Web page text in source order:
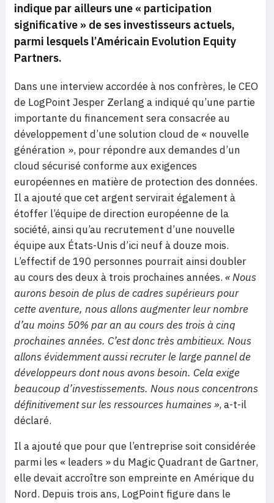
indique par ailleurs une « participation
significative » de ses investisseurs actuels,
parmi lesquels l’Américain Evolution Equity
Partners.
Dans une interview accordée à nos confrères, le CEO
de LogPoint Jesper Zerlang a indiqué qu’une partie
importante du financement sera consacrée au
développement d’une solution cloud de « nouvelle
génération », pour répondre aux demandes d’un
cloud sécurisé conforme aux exigences
européennes en matière de protection des données.
Il a ajouté que cet argent servirait également à
étoffer l’équipe de direction européenne de la
société, ainsi qu’au recrutement d’une nouvelle
équipe aux États-Unis d’ici neuf à douze mois.
L’effectif de 190 personnes pourrait ainsi doubler
au cours des deux à trois prochaines années. « Nous
aurons besoin de plus de cadres supérieurs pour
cette aventure, nous allons augmenter leur nombre
d’au moins 50% par an au cours des trois à cinq
prochaines années. C’est donc très ambitieux. Nous
allons évidemment aussi recruter le large pannel de
développeurs dont nous avons besoin. Cela exige
beaucoup d’investissements. Nous nous concentrons
définitivement sur les ressources humaines », a-t-il
déclaré.
Il a ajouté que pour que l’entreprise soit considérée
parmi les « leaders » du Magic Quadrant de Gartner,
elle devait accroître son empreinte en Amérique du
Nord. Depuis trois ans, LogPoint figure dans le